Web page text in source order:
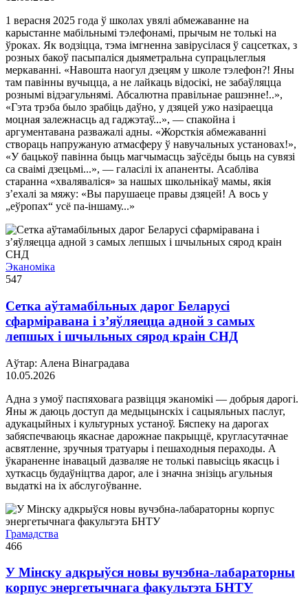
1 верасня 2025 года ў школах увялі абмежаванне на
карыстанне мабільнымі тэлефонамі, прычым не толькі на
ўроках. Як водзіцца, тэма імгненна завірусілася ў сацсетках, з
розных бакоў пасыпаліся дыяметральна супрацьлеглыя
меркаванні. «Навошта наогул дзецям у школе тэлефон?! Яны
там павінны вучыцца, а не лайкаць відосікі, не забаўляцца
рознымі відэагульнямі. Абсалютна правільнае рашэнне!..»,
«Гэта трэба было зрабіць даўно, у дзяцей ужо назіраецца
моцная залежнасць ад гаджэтаў...», — спакойна і
аргументавана разважалі адны. «Жорсткія абмежаванні
створаць напружаную атмасферу ў навучальных установах!»,
«У бацькоў павінна быць магчымасць заўсёды быць на сувязі
са сваімі дзецьмі...», — галасілі іх апаненты. Асабліва
старанна «хваляваліся» за нашых школьнікаў мамы, якія
з’ехалі за мяжу: «Вы парушаеце правы дзяцей! А вось у
„еўропах“ усё па-іншаму...»
Эканоміка
547
Сетка аўтамабільных дарог Беларусі
сфарміравана і з’яўляецца адной з самых
лепшых і шчыльных сярод краін СНД
Аўтар: Алена Вінаградава
10.05.2026
Адна з умоў паспяховага развіцця эканомікі — добрыя дарогі.
Яны ж даюць доступ да медыцынскіх і сацыяльных паслуг,
адукацыйных і культурных устаноў. Бяспеку на дарогах
забяспечваюць якаснае дарожнае пакрыццё, кругласутачнае
асвятленне, зручныя тратуары і пешаходныя пераходы. А
ўкараненне інавацый дазваляе не толькі павысіць якасць і
хуткасць будаўніцтва дарог, але і значна знізіць агульныя
выдаткі на іх абслугоўванне.
Грамадства
466
У Мінску адкрыўся новы вучэбна-лабараторны
корпус энергетычнага факультэта БНТУ